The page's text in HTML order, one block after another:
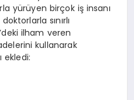
yürüyen birçok iş insanı
sınırlı
ilham veren
kullanarak
ekledi: